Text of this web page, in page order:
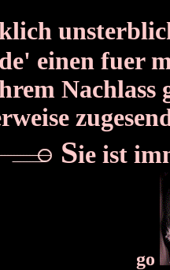
einen fuer
Nachlass
Sie ist
go